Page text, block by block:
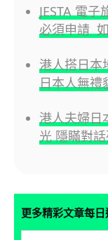
JESTA 電
必須申請
港人搭日本
日本人無禮
港人夫婦日
光 隱瞞對
更多精彩文章每